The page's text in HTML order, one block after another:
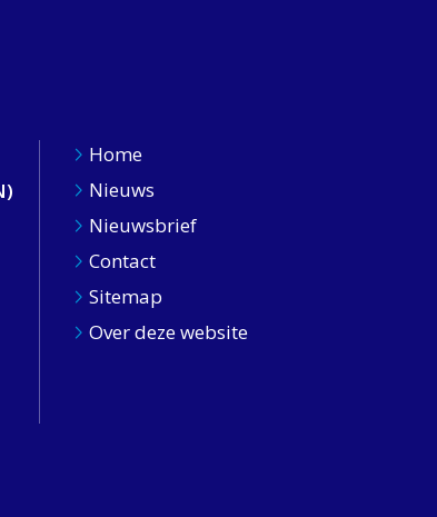
Home
Nieuws
Nieuwsbrief
Contact
Sitemap
Over deze website